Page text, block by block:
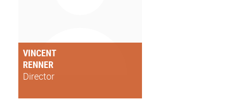
VINCENT
RENNER
Director